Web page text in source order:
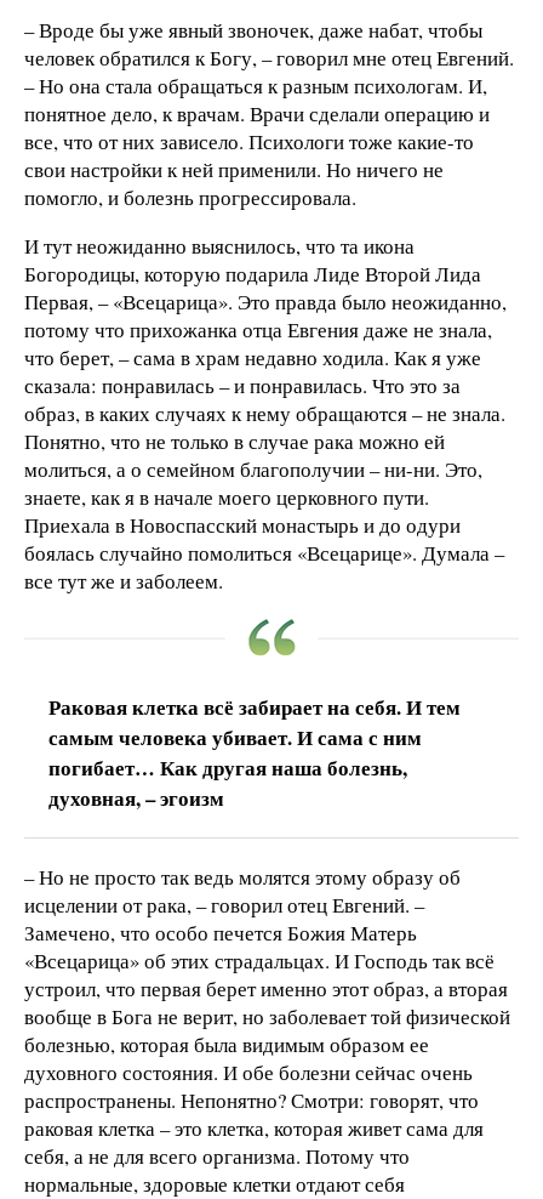
– Вроде бы уже явный звоночек, даже набат, чтобы
человек обратился к Богу, – говорил мне отец Евгений.
– Но она стала обращаться к разным психологам. И,
понятное дело, к врачам. Врачи сделали операцию и
все, что от них зависело. Психологи тоже какие-то
свои настройки к ней применили. Но ничего не
помогло, и болезнь прогрессировала.
И тут неожиданно выяснилось, что та икона
Богородицы, которую подарила Лиде Второй Лида
Первая, – «Всецарица». Это правда было неожиданно,
потому что прихожанка отца Евгения даже не знала,
что берет, – сама в храм недавно ходила. Как я уже
сказала: понравилась – и понравилась. Что это за
образ, в каких случаях к нему обращаются – не знала.
Понятно, что не только в случае рака можно ей
молиться, а о семейном благополучии – ни-ни. Это,
знаете, как я в начале моего церковного пути.
Приехала в Новоспасский монастырь и до одури
боялась случайно помолиться «Всецарице». Думала –
все тут же и заболеем.
Раковая клетка всё забирает на себя. И тем
самым человека убивает. И сама с ним
погибает… Как другая наша болезнь,
духовная, – эгоизм
– Но не просто так ведь молятся этому образу об
исцелении от рака, – говорил отец Евгений. –
Замечено, что особо печется Божия Матерь
«Всецарица» об этих страдальцах. И Господь так всё
устроил, что первая берет именно этот образ, а вторая
вообще в Бога не верит, но заболевает той физической
болезнью, которая была видимым образом ее
духовного состояния. И обе болезни сейчас очень
распространены. Непонятно? Смотри: говорят, что
раковая клетка – это клетка, которая живет сама для
себя, а не для всего организма. Потому что
нормальные, здоровые клетки отдают себя